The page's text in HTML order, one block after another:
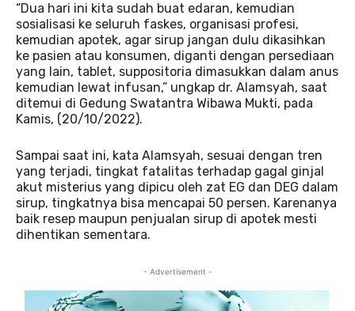
“Dua hari ini kita sudah buat edaran, kemudian
sosialisasi ke seluruh faskes, organisasi profesi,
kemudian apotek, agar sirup jangan dulu dikasihkan
ke pasien atau konsumen, diganti dengan persediaan
yang lain, tablet, suppositoria dimasukkan dalam anus
kemudian lewat infusan,” ungkap dr. Alamsyah, saat
ditemui di Gedung Swatantra Wibawa Mukti, pada
Kamis, (20/10/2022).
Sampai saat ini, kata Alamsyah, sesuai dengan tren
yang terjadi, tingkat fatalitas terhadap gagal ginjal
akut misterius yang dipicu oleh zat EG dan DEG dalam
sirup, tingkatnya bisa mencapai 50 persen. Karenanya
baik resep maupun penjualan sirup di apotek mesti
dihentikan sementara.
- Advertisement -